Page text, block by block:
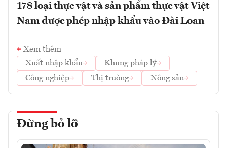
178 loại thực vật và sản phẩm thực vật Việt
Nam được phép nhập khẩu vào Đài Loan
Xem thêm
Xuất nhập khẩu
Khung pháp lý
Công nghiệp
Thị trường Nông sản
Đừng bỏ lỡ